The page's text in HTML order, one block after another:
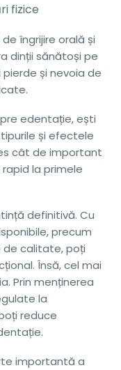
fizice
îngrijire orală și
dinții sănătoși pe
și nevoia de
edentație, ești
și efectele
cât de important
la primele
definitivă. Cu
precum
calitate, poți
Însă, cel mai
Prin menținerea
la
reduce
importantă a